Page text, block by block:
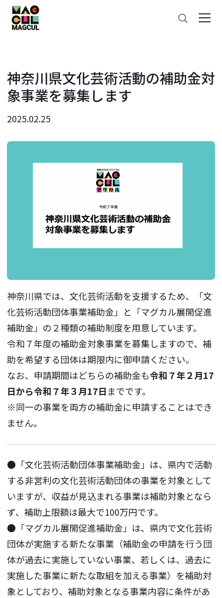
ン
テ
ン
キ
ッ
プ
神奈川県文化芸術活動の補助金対
象事業を募集します
2025.02.25
神奈川県では、文化芸術活動を支援するため、「文
化芸術活動団体事業補助金」と「マグカル展開促進
補助金」の２種類の補助制度を用意しています。
令和７年度の補助金対象事業を募集しますので、補
助を希望する団体は期限内に御申請ください。
なお、申請期間はどちらの補助金も令和７年２月17
日から令和７年３月17日までです。
※同一の事業を両方の補助金に申請することはでき
ません。
●「文化芸術活動団体事業補助金」は、県内で活動
する非営利の文化芸術活動団体の事業を対象として
いますが、収益が見込まれる事業は補助対象となら
ず、補助上限額は最大で100万円です。
●「マグカル展開促進補助金」は、県内で文化芸術
団体が実施する新たな事業（補助金の申請を行う団
体が過去に実施していない事業、若しくは、過去に
実施した事業に新たな取組を加える事業）を補助対
象としており、補助対象となる事業内容に条件があ